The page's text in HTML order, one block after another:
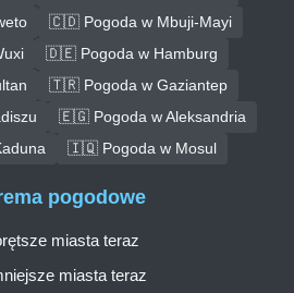
🇨🇩 Pogoda w Mbuji-Mayi
🇩🇪 Pogoda w Hamburg
🇹🇷 Pogoda w Gaziantep
🇪🇬 Pogoda w Aleksandria
🇮🇶 Pogoda w Mosul
pogodowe
miasta teraz
miasta teraz